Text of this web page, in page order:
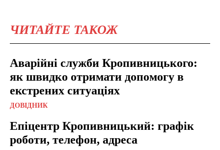
ЧИТАЙТЕ ТАКОЖ
Аварійні служби Кропивницького:
як швидко отримати допомогу в
екстрених ситуаціях
ДОВІДНИК
Епіцентр Кропивницький: графік
роботи, телефон, адреса